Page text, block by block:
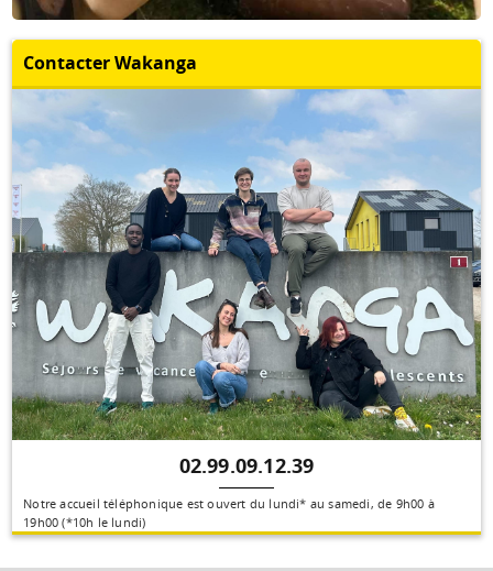
Contacter Wakanga
02.99.09.12.39
Notre accueil téléphonique est ouvert du lundi* au samedi, de 9h00 à
19h00 (*10h le lundi)